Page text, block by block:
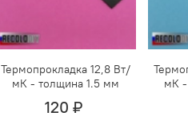
Термопрокладка 12,8 Вт/
мК - толщина 1.5 мм
120 ₽
мК